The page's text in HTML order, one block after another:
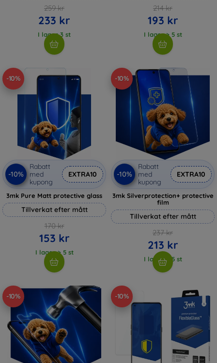
259 kr
233 kr
I lager 3 st
214 kr
193 kr
I lager > 5 st
-10%
-10%
Rabatt
med
kupong
EXTRA10
3mk Pure Matt protective glass
Tillverkat efter mått
170 kr
153 kr
I lager > 5 st
-10%
-10%
Rabatt
med
kupong
EXTRA10
3mk Silverprotection+ protective
film
Tillverkat efter mått
237 kr
213 kr
I lager > 5 st
-10% -10%